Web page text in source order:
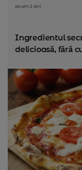
acum 2 ani
Ingredientul
delicioasă, fără